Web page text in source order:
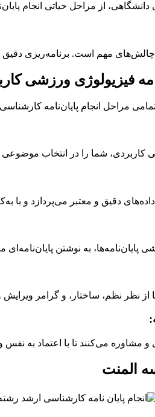
از مراحل حیاتی انجام
چالش‌های مهم است. برنامه‌ریزی
فیزیولوژی ورزشی
مراحل انجام پایان‌نامه
شما را در انتخاب موضوعی
دقیق و معتبر می‌پردازد و با
به نوشتن پایان‌نامه‌ای
نظر نظم، ساختار، و گرامر ویرایش
و مشاوره می‌کنند تا با اعتماد به
المنت